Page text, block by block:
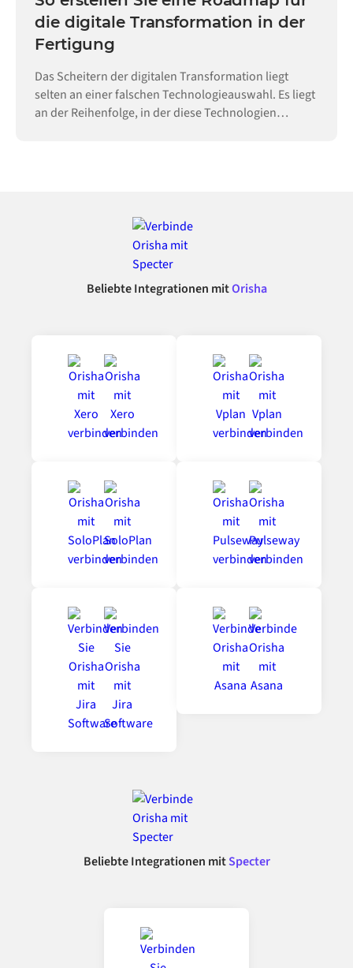
die digitale Transformation in der
Fertigung
Das Scheitern der digitalen Transformation liegt
selten an einer falschen Technologieauswahl. Es liegt
an der Reihenfolge, in der diese Technologien
Beliebte Integrationen mitOrisha
Beliebte Integrationen mitSpecter